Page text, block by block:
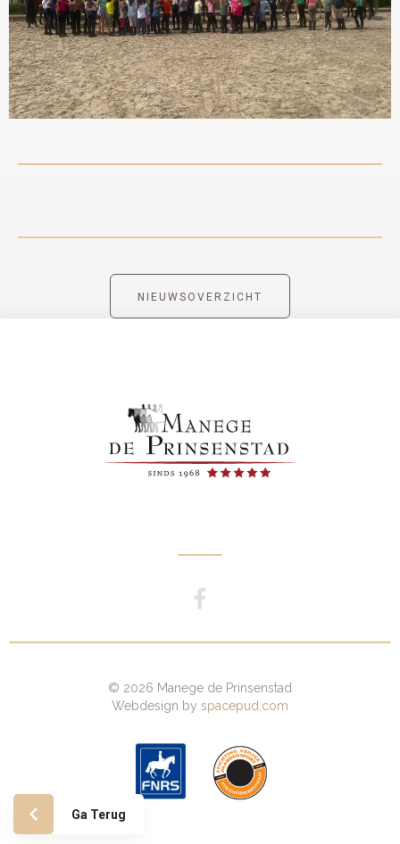
NIEUWSOVERZICHT
Ga Terug
© 2026 Manege de Prinsenstad
Webdesign by spacepud.com